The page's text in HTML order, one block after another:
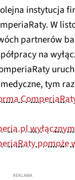
instytucja
W
partnerów
na
tym
pomoże